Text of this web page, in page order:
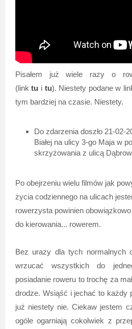
Pisałem już wiele razy o
(linktu i tu). Niestety podane w
tym bardziej na czasie. Niestety.
Do zdarzenia doszło 21-02-
Białej na ulicy 3-go Maja w
skrzyżowania z ulicą
Po obejrzeniu wielu filmów jak
życia codziennego na ulicach
rowerzysta powinien
do kierowania... rowerem.
Bez urazy dla tych normalnych
wrzucać wszystkich do
posiadanie roweru to trochę za
drodze. Wsiąść i jechać to każdy
już niestety nie. Ciekaw jestem
ogóle ogarniają cokolwiek z